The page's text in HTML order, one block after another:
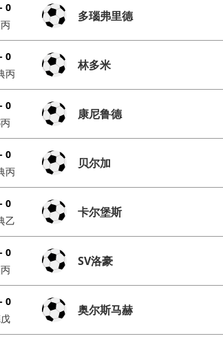
0
多瑙弗里德
0
丙
林多米
0
康尼鲁德
0
丙
贝尔加
0
乙
卡尔堡斯
0
SV洛豪
0
奥尔斯马赫